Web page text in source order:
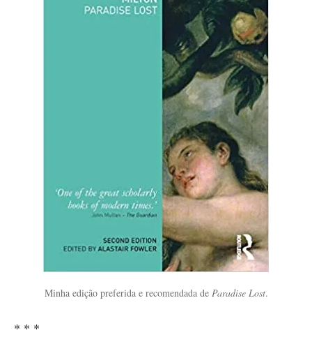
Minha edição preferida e recomendada de Paradise Lost.
* * *